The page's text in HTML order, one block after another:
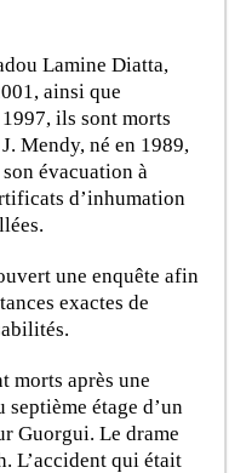
Lamine Diatta,
ainsi que
ils sont morts
Mendy, né en 1989,
évacuation à
d’inhumation
une enquête afin
exactes de
morts après une
étage d’un
Guorgui. Le drame
L’accident qui était